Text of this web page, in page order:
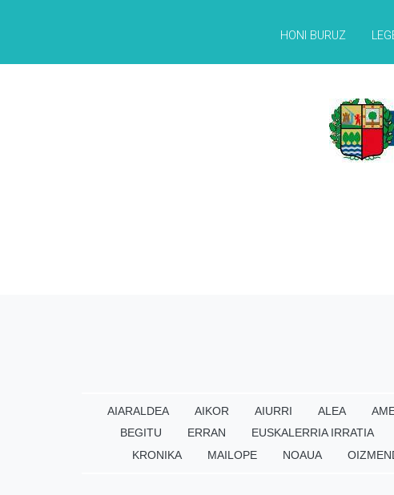
HONI BURUZ
AIARALDEA AIKOR AIURRI ALEA
BEGITU
ERRAN EUSKALERRIA IRRATIA
KRONIKA
MAILOPE NOAUA